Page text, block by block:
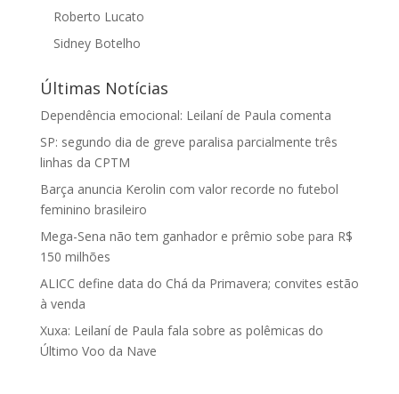
Roberto Lucato
Sidney Botelho
Últimas Notícias
Dependência emocional: Leilaní de Paula comenta
SP: segundo dia de greve paralisa parcialmente três
linhas da CPTM
Barça anuncia Kerolin com valor recorde no futebol
feminino brasileiro
Mega-Sena não tem ganhador e prêmio sobe para R$
150 milhões
ALICC define data do Chá da Primavera; convites estão
à venda
Xuxa: Leilaní de Paula fala sobre as polêmicas do
Último Voo da Nave